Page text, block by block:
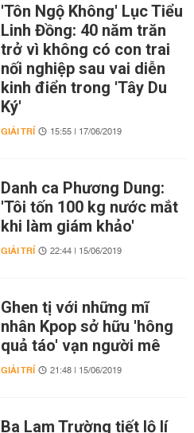
'Tôn Ngộ Không' Lục Tiểu
Linh Đồng: 40 năm trăn
trở vì không có con trai
nối nghiệp sau vai diễn
kinh điển trong 'Tây Du
Ký'
GIẢI TRÍ 15:55 | 17/06/2019
Danh ca Phương Dung:
'Tôi tốn 100 kg nước mắt
khi làm giám khảo'
GIẢI TRÍ 22:44 | 15/06/2019
Ghen tị với những mĩ
nhân Kpop sở hữu 'hông
quả táo' vạn người mê
GIẢI TRÍ 21:48 | 15/06/2019
Ba Lam Trường tiết lộ lí